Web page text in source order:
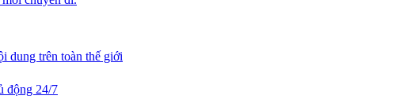
dung trên toàn thế giới
động 24/7